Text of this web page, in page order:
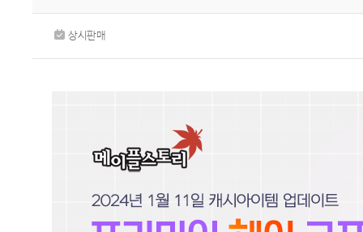
상시판매